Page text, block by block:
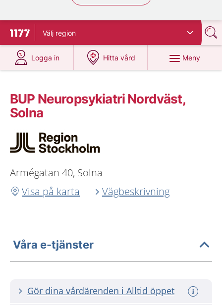
Till startsidan för 1177
Välj region
Logga in
på 1177.se
Hitta vård
på 1177.se
Meny
BUP Neuropsykiatri Nordväst,
Solna
Armégatan 40, Solna
Visa på karta
Vägbeskrivning
Våra e-tjänster
Gör dina vårdärenden i Alltid öppet